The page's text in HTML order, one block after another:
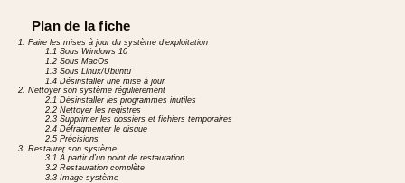
Plan de la fiche
1. Faire les mises à jour du système d’exploitation
1.1 Sous Windows 10
1.2 Sous MacOs
1.3 Sous Linux/Ubuntu
1.4 Désinstaller une mise à jour
2. Nettoyer son système régulièrement
2.1 Désinstaller les programmes inutiles
2.2 Nettoyer les registres
2.3 Supprimer les dossiers et fichiers temporaires
2.4 Défragmenter le disque
2.5 Précisions
3. Restaurer son système
3.1 À partir d’un point de restauration
3.2 Restauration complète
3.3 Image système